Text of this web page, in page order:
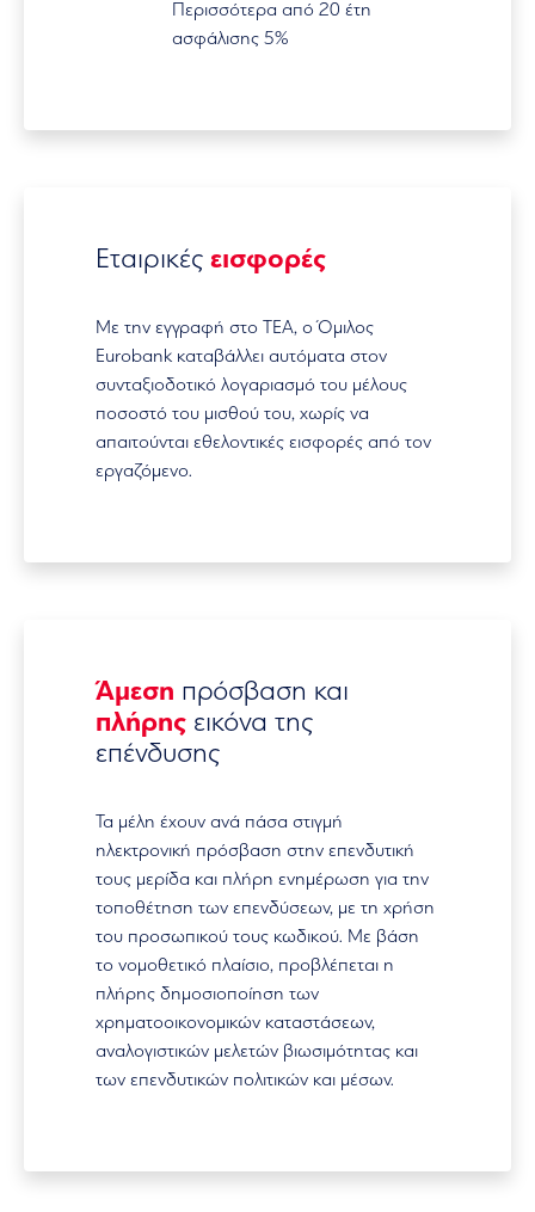
Περισσότερα από 20 έτη
ασφάλισης 5%
Εταιρικές εισφορές
Με την εγγραφή στο ΤΕΑ, ο Όμιλος
Eurobank καταβάλλει αυτόματα στον
συνταξιοδοτικό λογαριασμό του μέλους
ποσοστό του μισθού του, χωρίς να
απαιτούνται εθελοντικές εισφορές από τον
εργαζόμενο.
Άμεση πρόσβαση και
πλήρης εικόνα της
επένδυσης
Τα μέλη έχουν ανά πάσα στιγμή
ηλεκτρονική πρόσβαση στην επενδυτική
τους μερίδα και πλήρη ενημέρωση για την
τοποθέτηση των επενδύσεων, με τη χρήση
του προσωπικού τους κωδικού. Με βάση
το νομοθετικό πλαίσιο, προβλέπεται η
πλήρης δημοσιοποίηση των
χρηματοοικονομικών καταστάσεων,
αναλογιστικών μελετών βιωσιμότητας και
των επενδυτικών πολιτικών και μέσων.